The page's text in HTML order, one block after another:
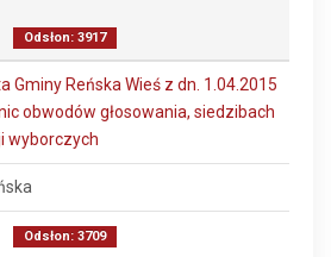
Odsłon: 3917
Gminy Reńska Wieś z dn. 1.04.2015
obwodów głosowania, siedzibach
wyborczych
Odsłon: 3709